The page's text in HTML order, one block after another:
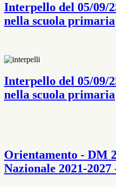
Interpello del 05/09/
nella scuola primaria
Interpello del 05/09/
nella scuola primaria
Orientamento - DM
Nazionale 2021-